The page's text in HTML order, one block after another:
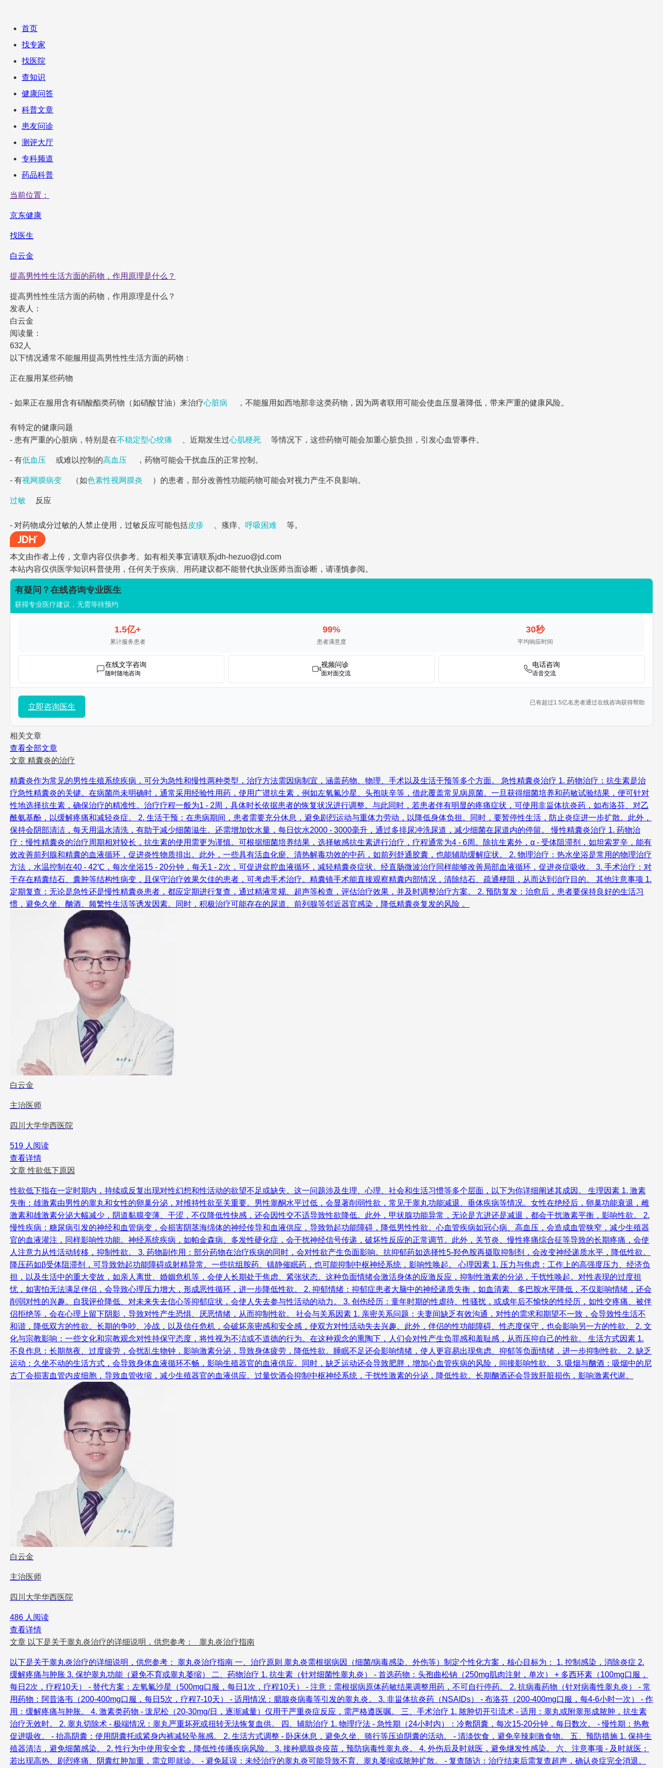
首页
找专家
找医院
查知识
健康问答
科普文章
患友问诊
测评大厅
专科频道
药品科普
当前位置：
京东健康
找医生
白云金
提高男性性生活方面的药物，作用原理是什么？
提高男性性生活方面的药物，作用原理是什么？
发表人：
白云金
阅读量：
632人
以下情况通常不能服用提高男性性生活方面的药物：
正在服用某些药物
- 如果正在服用含有硝酸酯类药物（如硝酸甘油）来治疗心脏病 ，不能服用如西地那非这类药物，因为两者联用可能会使血压显著降低，带来严重的健康风险。
有特定的健康问题
- 患有严重的心脏病，特别是在不稳定型心绞痛 、近期发生过心肌梗死 等情况下，这些药物可能会加重心脏负担，引发心血管事件。
- 有低血压 或难以控制的高血压 ，药物可能会干扰血压的正常控制。
- 有视网膜病变 （如色素性视网膜炎 ）的患者，部分改善性功能药物可能会对视力产生不良影响。
过敏 反应
- 对药物成分过敏的人禁止使用，过敏反应可能包括皮疹 、瘙痒、 呼吸困难 等。
本文由作者上传，文章内容仅供参考。如有相关事宜请联系jdh-hezuo@jd.com
本站内容仅供医学知识科普使用，任何关于疾病、用药建议都不能替代执业医师当面诊断，请谨慎参阅。
有疑问？在线咨询专业医生
获得专业医疗建议，无需等待预约
1.5亿+
累计服务患者
99%
患者满意度
30秒
平均响应时间
在线文字咨询
随时随地咨询
视频问诊
面对面交流
电话咨询
语音交流
立即咨询医生 已有超过1.5亿名患者通过在线咨询获得帮助
相关文章
查看全部文章
文章 精囊炎的治疗
精囊炎作为常见的男性生殖系统疾病，可分为急性和慢性两种类型，治疗方法需因病制宜，涵盖药物、物理、手术以及生活干预等多个方面。 急性精囊炎治疗 1. 药物治疗：抗生素是治
疗急性精囊炎的关键。在病菌尚未明确时，通常采用经验性用药，使用广谱抗生素，例如左氧氟沙星、头孢呋辛等，借此覆盖常见病原菌。一旦获得细菌培养和药敏试验结果，便可针对
性地选择抗生素，确保治疗的精准性。治疗疗程一般为1 - 2周，具体时长依据患者的恢复状况进行调整。与此同时，若患者伴有明显的疼痛症状，可使用非甾体抗炎药，如布洛芬、对乙
酰氨基酚，以缓解疼痛和减轻炎症。 2. 生活干预：在患病期间，患者需要充分休息，避免剧烈运动与重体力劳动，以降低身体负担。同时，要暂停性生活，防止炎症进一步扩散。此外，
保持会阴部清洁，每天用温水清洗，有助于减少细菌滋生。还需增加饮水量，每日饮水2000 - 3000毫升，通过多排尿冲洗尿道，减少细菌在尿道内的停留。 慢性精囊炎治疗 1. 药物治
疗：慢性精囊炎的治疗周期相对较长，抗生素的使用需更为谨慎。可根据细菌培养结果，选择敏感抗生素进行治疗，疗程通常为4 - 6周。除抗生素外，α - 受体阻滞剂，如坦索罗辛，能有
效改善前列腺和精囊的血液循环，促进炎性物质排出。此外，一些具有活血化瘀、清热解毒功效的中药，如前列舒通胶囊，也能辅助缓解症状。 2. 物理治疗：热水坐浴是常用的物理治疗
方法，水温控制在40 - 42℃，每次坐浴15 - 20分钟，每天1 - 2次，可促进盆腔血液循环，减轻精囊炎症状。经直肠微波治疗同样能够改善局部血液循环，促进炎症吸收。 3. 手术治疗：对
于存在精囊结石、囊肿等结构性病变，且保守治疗效果欠佳的患者，可考虑手术治疗。精囊镜手术能直接观察精囊内部情况，清除结石、疏通梗阻，从而达到治疗目的。 其他注意事项 1.
定期复查：无论是急性还是慢性精囊炎患者，都应定期进行复查，通过精液常规、超声等检查，评估治疗效果，并及时调整治疗方案。 2. 预防复发：治愈后，患者要保持良好的生活习
惯，避免久坐、酗酒、频繁性生活等诱发因素。同时，积极治疗可能存在的尿道、前列腺等邻近器官感染，降低精囊炎复发的风险 。
白云金
主治医师
四川大学华西医院
519 人阅读
查看详情
文章 性欲低下原因
性欲低下指在一定时期内，持续或反复出现对性幻想和性活动的欲望不足或缺失。这一问题涉及生理、心理、社会和生活习惯等多个层面，以下为你详细阐述其成因。 生理因素 1. 激素
失衡：雄激素由男性的睾丸和女性的卵巢分泌，对维持性欲至关重要。男性睾酮水平过低，会显著削弱性欲，常见于睾丸功能减退、垂体疾病等情况。女性在绝经后，卵巢功能衰退，雌
激素和雄激素分泌大幅减少，阴道黏膜变薄、干涩，不仅降低性快感，还会因性交不适导致性欲降低。此外，甲状腺功能异常，无论是亢进还是减退，都会干扰激素平衡，影响性欲。 2.
慢性疾病：糖尿病引发的神经和血管病变，会损害阴茎海绵体的神经传导和血液供应，导致勃起功能障碍，降低男性性欲。心血管疾病如冠心病、高血压，会造成血管狭窄，减少生殖器
官的血液灌注，同样影响性功能。神经系统疾病，如帕金森病、多发性硬化症，会干扰神经信号传递，破坏性反应的正常调节。此外，关节炎、慢性疼痛综合征等导致的长期疼痛，会使
人注意力从性活动转移，抑制性欲。 3. 药物副作用：部分药物在治疗疾病的同时，会对性欲产生负面影响。抗抑郁药如选择性5-羟色胺再摄取抑制剂，会改变神经递质水平，降低性欲。
降压药如β受体阻滞剂，可导致勃起功能障碍或射精异常。一些抗组胺药、镇静催眠药，也可能抑制中枢神经系统，影响性唤起。 心理因素 1. 压力与焦虑：工作上的高强度压力、经济负
担，以及生活中的重大变故，如亲人离世、婚姻危机等，会使人长期处于焦虑、紧张状态。这种负面情绪会激活身体的应激反应，抑制性激素的分泌，干扰性唤起。对性表现的过度担
忧，如害怕无法满足伴侣，会导致心理压力增大，形成恶性循环，进一步降低性欲。 2. 抑郁情绪：抑郁症患者大脑中的神经递质失衡，如血清素、多巴胺水平降低，不仅影响情绪，还会
削弱对性的兴趣。自我评价降低、对未来失去信心等抑郁症状，会使人失去参与性活动的动力。 3. 创伤经历：童年时期的性虐待、性骚扰，或成年后不愉快的性经历，如性交疼痛、被伴
侣拒绝等，会在心理上留下阴影，导致对性产生恐惧、厌恶情绪，从而抑制性欲。 社会与关系因素 1. 亲密关系问题：夫妻间缺乏有效沟通，对性的需求和期望不一致，会导致性生活不
和谐，降低双方的性欲。长期的争吵、冷战，以及信任危机，会破坏亲密感和安全感，使双方对性活动失去兴趣。此外，伴侣的性功能障碍、性态度保守，也会影响另一方的性欲。 2. 文
化与宗教影响：一些文化和宗教观念对性持保守态度，将性视为不洁或不道德的行为。在这种观念的熏陶下，人们会对性产生负罪感和羞耻感，从而压抑自己的性欲。 生活方式因素 1.
不良作息：长期熬夜、过度疲劳，会扰乱生物钟，影响激素分泌，导致身体疲劳，降低性欲。睡眠不足还会影响情绪，使人更容易出现焦虑、抑郁等负面情绪，进一步抑制性欲。 2. 缺乏
运动：久坐不动的生活方式，会导致身体血液循环不畅，影响生殖器官的血液供应。同时，缺乏运动还会导致肥胖，增加心血管疾病的风险，间接影响性欲。 3. 吸烟与酗酒：吸烟中的尼
古丁会损害血管内皮细胞，导致血管收缩，减少生殖器官的血液供应。过量饮酒会抑制中枢神经系统，干扰性激素的分泌，降低性欲。长期酗酒还会导致肝脏损伤，影响激素代谢。
白云金
主治医师
四川大学华西医院
486 人阅读
查看详情
文章 以下是关于睾丸炎治疗的详细说明，供您参考： 睾丸炎治疗指南
以下是关于睾丸炎治疗的详细说明，供您参考： 睾丸炎治疗指南 一、治疗原则 睾丸炎需根据病因（细菌/病毒感染、外伤等）制定个性化方案，核心目标为： 1. 控制感染，消除炎症 2.
缓解疼痛与肿胀 3. 保护睾丸功能（避免不育或睾丸萎缩） 二、药物治疗 1. 抗生素（针对细菌性睾丸炎） - 首选药物：头孢曲松钠（250mg肌肉注射，单次） + 多西环素（100mg口服，
每日2次，疗程10天） - 替代方案：左氧氟沙星（500mg口服，每日1次，疗程10天） - 注意：需根据病原体药敏结果调整用药，不可自行停药。 2. 抗病毒药物（针对病毒性睾丸炎） - 常
用药物：阿昔洛韦（200-400mg口服，每日5次，疗程7-10天） - 适用情况：腮腺炎病毒等引发的睾丸炎。 3. 非甾体抗炎药（NSAIDs） - 布洛芬（200-400mg口服，每4-6小时一次） - 作
用：缓解疼痛与肿胀。 4. 激素类药物 - 泼尼松（20-30mg/日，逐渐减量）仅用于严重炎症反应，需严格遵医嘱。 三、手术治疗 1. 脓肿切开引流术 - 适用：睾丸或附睾形成脓肿，抗生素
治疗无效时。 2. 睾丸切除术 - 极端情况：睾丸严重坏死或扭转无法恢复血供。 四、辅助治疗 1. 物理疗法 - 急性期（24小时内）：冷敷阴囊，每次15-20分钟，每日数次。 - 慢性期：热敷
促进吸收。 - 抬高阴囊：使用阴囊托或紧身内裤减轻坠胀感。 2. 生活方式调整 - 卧床休息，避免久坐、骑行等压迫阴囊的活动。 - 清淡饮食，避免辛辣刺激食物。 五、预防措施 1. 保持生
殖器清洁，避免细菌感染。 2. 性行为中使用安全套，降低性传播疾病风险。 3. 接种腮腺炎疫苗，预防病毒性睾丸炎。 4. 外伤后及时就医，避免继发性感染。 六、注意事项 - 及时就医：
若出现高热、剧烈疼痛、阴囊红肿加重，需立即就诊。 - 避免延误：未经治疗的睾丸炎可能导致不育、睾丸萎缩或脓肿扩散。 - 复查随访：治疗结束后需复查超声，确认炎症完全消退。